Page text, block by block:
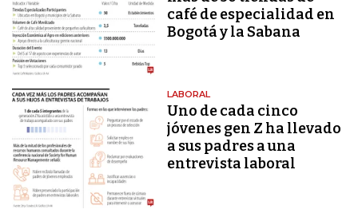
café de especialidad en
Bogotá y la Sabana
LABORAL
Uno de cada cinco
jóvenes gen Z ha llevado
a sus padres a una
entrevista laboral